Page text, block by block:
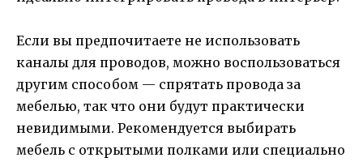
Если вы предпочитаете не использовать
каналы для проводов, можно воспользоваться
другим способом — спрятать провода за
мебелью, так что они будут практически
невидимыми. Рекомендуется выбирать
мебель с открытыми полками или специально